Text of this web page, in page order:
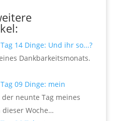
14 Dinge: Und ihr so...?
Dankbarkeitsmonats.
09 Dinge: mein
neunte Tag meines
dieser Woche…